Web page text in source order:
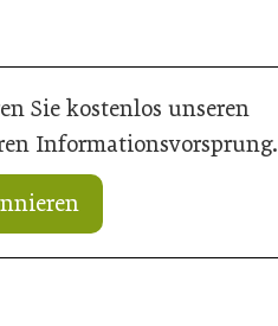
Sie kostenlos unseren
Informationsvorsprung.